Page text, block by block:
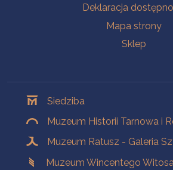
Deklaracja
Mapa strony
Sklep
Siedziba
Muzeum Historii Tarnowa i
Muzeum Ratusz - Galeria
Muzeum Wincentego